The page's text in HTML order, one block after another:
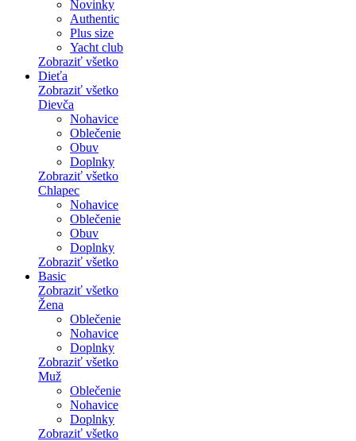
Novinky
Authentic
Plus size
Yacht club
Zobraziť všetko
Dieťa
Zobraziť všetko
Dievča
Nohavice
Oblečenie
Obuv
Doplnky
Zobraziť všetko
Chlapec
Nohavice
Oblečenie
Obuv
Doplnky
Zobraziť všetko
Basic
Zobraziť všetko
Žena
Oblečenie
Nohavice
Doplnky
Zobraziť všetko
Muž
Oblečenie
Nohavice
Doplnky
Zobraziť všetko